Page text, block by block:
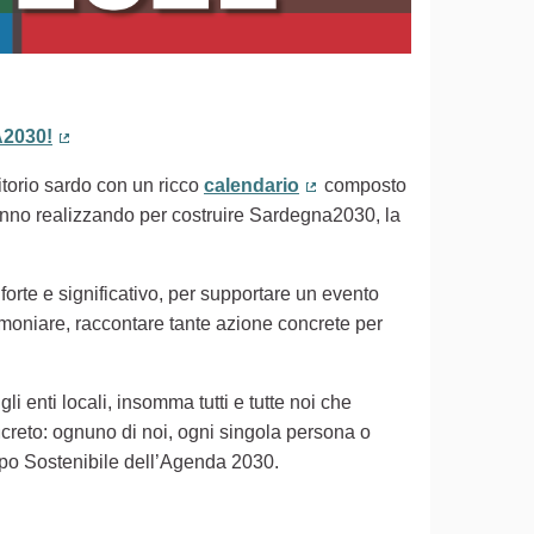
sardo con un ricco calendario
(Collegamento esterno)
composto
realizzando per costruire Sardegna2030, la
e significativo, per supportare un evento
raccontare tante azione concrete per
enti locali, insomma tutti e tutte noi che
ognuno di noi, ogni singola persona o
Sostenibile dell’Agenda 2030.